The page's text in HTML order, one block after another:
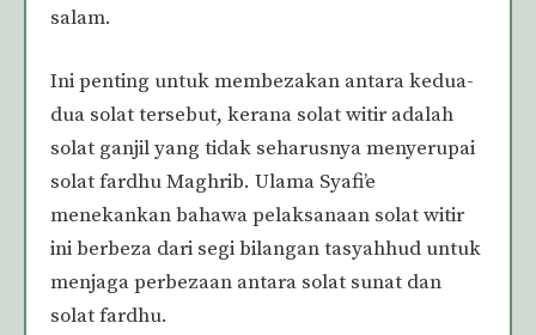
salam.
Ini penting untuk membezakan antara kedua-
dua solat tersebut, kerana solat witir adalah
solat ganjil yang tidak seharusnya menyerupai
solat fardhu Maghrib. Ulama Syafi’e
menekankan bahawa pelaksanaan solat witir
ini berbeza dari segi bilangan tasyahhud untuk
menjaga perbezaan antara solat sunat dan
solat fardhu.